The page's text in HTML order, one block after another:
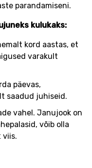
parandamiseni.
kulukaks:
kord aastas, et
varakult
päevas,
saadud juhiseid.
vahel. Janujook on
võib olla
viis.